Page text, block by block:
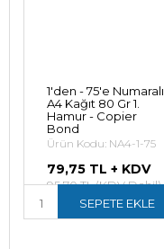
1'den - 75'e Numaralı
A4 Kağıt 80 Gr 1.
Hamur - Copier
Bond
Ürün Kodu: NA4-1-75
79,75 TL + KDV
95,70 TL (KDV Dahil)
SEPETE EKLE